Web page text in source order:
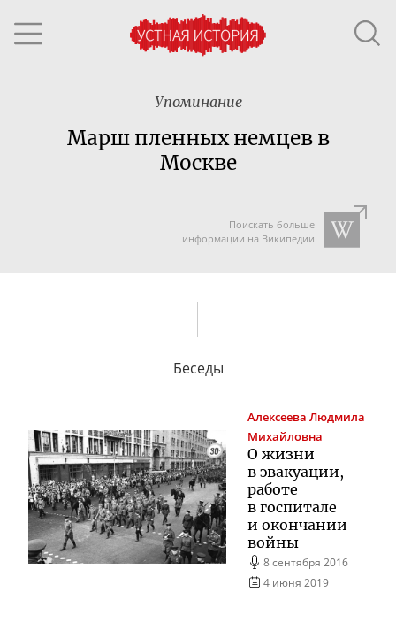
Упоминание
Марш пленных немцев в
Москве
Поискать больше
информации на Википедии
Беседы
Алексеева Людмила
Михайловна
О жизни
в эвакуации,
работе
в госпитале
и окончании
войны
8 сентября 2016
4 июня 2019